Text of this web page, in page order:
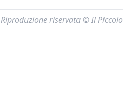
Riproduzione riservata © Il Piccolo